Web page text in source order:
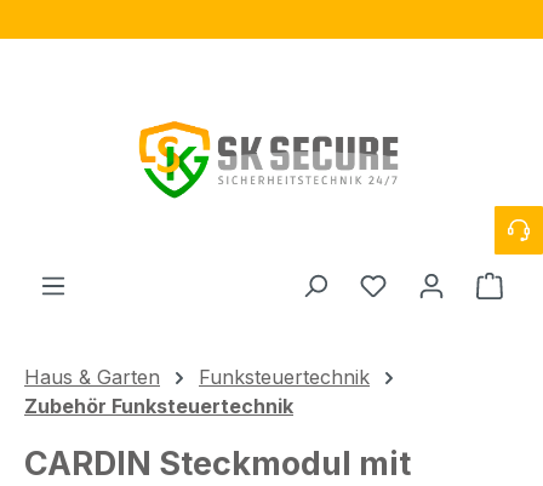
Du hast 0
Haus & Garten
Funksteuertechnik
Zubehör Funksteuertechnik
CARDIN Steckmodul mit